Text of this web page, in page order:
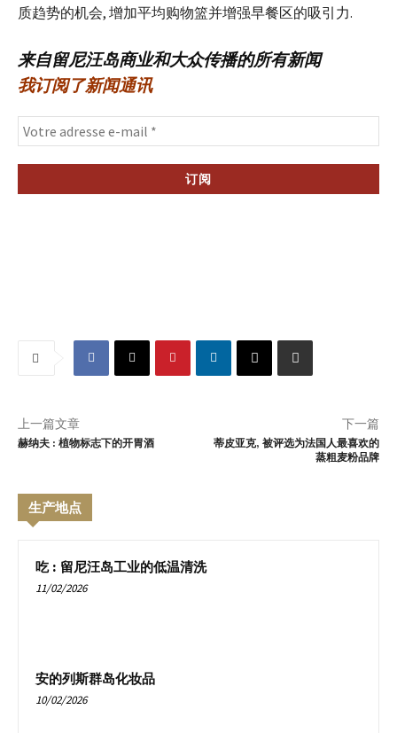
质趋势的机会, 增加平均购物篮并增强早餐区的吸引力.
来自留尼汪岛商业和大众传播的所有新闻
我订阅了新闻通讯
上一篇文章
赫纳夫 : 植物标志下的开胃酒
下一篇
蒂皮亚克, 被评选为法国人最喜欢的
蒸粗麦粉品牌
生产地点
吃 : 留尼汪岛工业的低温清洗
11/02/2026
安的列斯群岛化妆品
10/02/2026